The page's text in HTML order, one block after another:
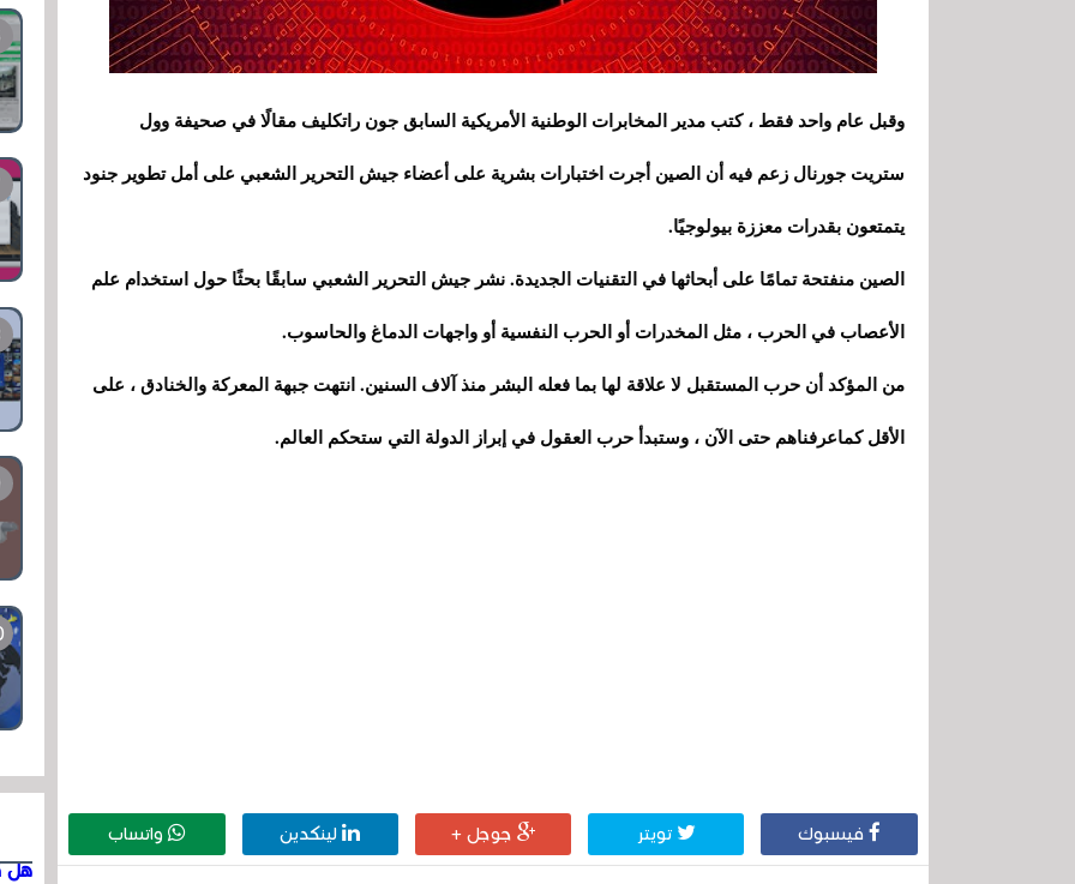
وقبل عام واحد فقط ، كتب مدير المخابرات الوطنية الأمريكية السابق جون راتكليف مقالًا في صحيفة وول
ستريت جورنال زعم فيه أن الصين أجرت اختبارات بشرية على أعضاء جيش التحرير الشعبي على أمل تطوير جنود
يتمتعون بقدرات معززة بيولوجيًا.
الصين منفتحة تمامًا على أبحاثها في التقنيات الجديدة. نشر جيش التحرير الشعبي سابقًا بحثًا حول استخدام علم
الأعصاب في الحرب ، مثل المخدرات أو الحرب النفسية أو واجهات الدماغ والحاسوب.
من المؤكد أن حرب المستقبل لا علاقة لها بما فعله البشر منذ آلاف السنين. انتهت جبهة المعركة والخنادق ، على
الأقل كماعرفناهم حتى الآن ، وستبدأ حرب العقول في إبراز الدولة التي ستحكم العالم.
فيسبوك تويتر جوجل + لينكدين واتساب
هل